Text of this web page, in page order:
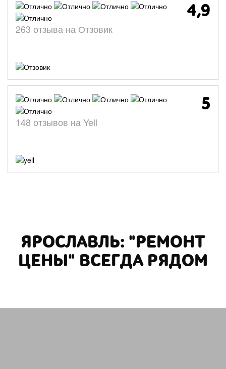
4,9
263 отзыва на Отзовик
5
148 отзывов на Yell
ЯРОСЛАВЛЬ: "РЕМОНТ
ЦЕНЫ" ВСЕГДА РЯДОМ